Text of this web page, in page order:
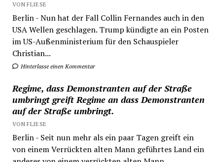
VON FLIESE
Berlin - Nun hat der Fall Collin Fernandes auch in den
USA Wellen geschlagen. Trump kündigte an ein Posten
im US-Außenministerium für den Schauspieler
Christian...
Hinterlasse einen Kommentar
Regime, dass Demonstranten auf der Straße
umbringt greift Regime an dass Demonstranten
auf der Straße umbringt.
VON FLIESE
Berlin - Seit nun mehr als ein paar Tagen greift ein
von einem Verrückten alten Mann geführtes Land ein